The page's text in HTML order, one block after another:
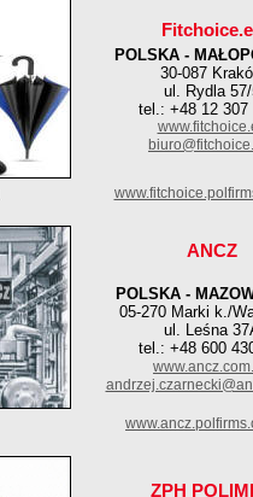
POLSKA -
30-087
ul. Rydla
tel.: +48 12 307
ANCZ
POLSKA -
05-270 Marki k./
ul. Leśna
tel.: +48 600
ZPH